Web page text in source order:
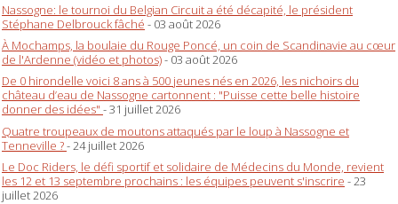
Nassogne: le tournoi du Belgian Circuit a été décapité, le président
Stéphane Delbrouck fâché - 03 août 2026
À Mochamps, la boulaie du Rouge Poncé, un coin de Scandinavie au cœur
de l'Ardenne (vidéo et photos)- 03 août 2026
De 0 hirondelle voici 8 ans à 500 jeunes nés en 2026, les nichoirs du
château d’eau de Nassogne cartonnent : "Puisse cette belle histoire
donner des idées" - 31 juillet 2026
Quatre troupeaux de moutons attaqués par le loup à Nassogne et
Tenneville ?- 24 juillet 2026
Le Doc Riders, le défi sportif et solidaire de Médecins du Monde, revient
les 12 et 13 septembre prochains : les équipes peuvent s'inscrire - 23
juillet 2026